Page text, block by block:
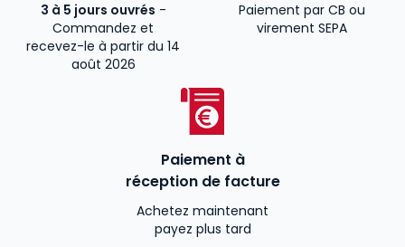
3 à 5 jours ouvrés -
Commandez et
recevez-le à partir du 14
août 2026
Paiement par CB ou
virement SEPA
Paiement à
réception de facture
Achetez maintenant
payez plus tard